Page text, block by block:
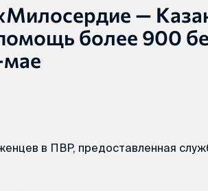
—
более 900
мае
в ПВР, предоставленная